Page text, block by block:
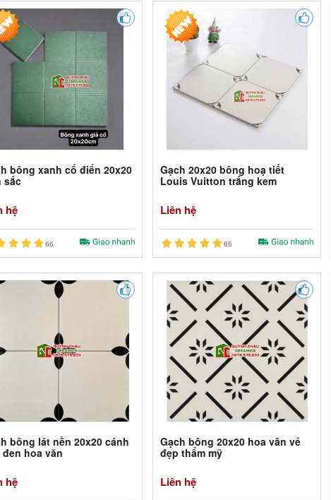
bông xanh cổ điển 20x20
sắc
hệ
66
Gạch 20x20 bông hoạ tiết
Louis Vuitton trắng kem
Liên hệ
66
bông lát nền 20x20 cánh
đen hoa văn
hệ
Gạch bông 20x20 hoa văn vẻ
đẹp thẩm mỹ
Liên hệ